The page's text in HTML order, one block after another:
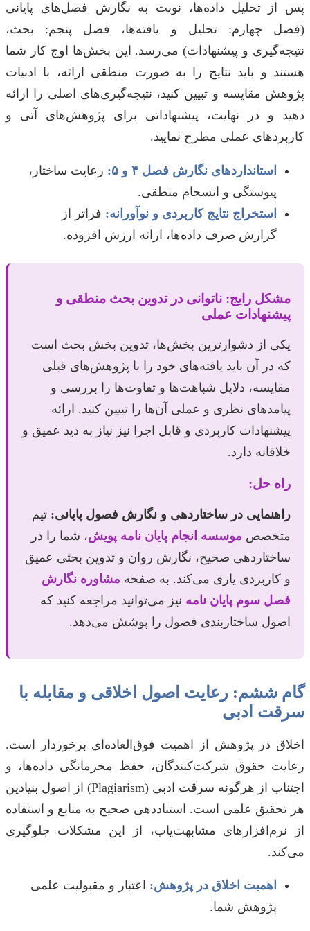
پس از تحلیل داده‌ها، نوبت به نگارش فصل‌های پایانی
(فصل چهارم: تحلیل و یافته‌ها، فصل پنجم: بحث،
نتیجه‌گیری و پیشنهادات) می‌رسد. این بخش‌ها اوج کار شما
هستند و باید نتایج را به صورت منطقی ارائه، با ادبیات
پژوهش مقایسه و تبیین کنید، نتیجه‌گیری‌های اصلی را ارائه
دهید و در نهایت، پیشنهاداتی برای پژوهش‌های آتی و
کاربردهای عملی مطرح نمایید.
استانداردهای نگارش فصل ۴ و ۵:
رعایت ساختار،
پیوستگی و انسجام منطقی.
استخراج نتایج کاربردی و نوآورانه: فراتر از
گزارش صرف داده‌ها، ارائه ارزش افزوده.
مشکل رایج: ناتوانی در تدوین بحث منطقی و
پیشنهادات عملی
یکی از دشوارترین بخش‌ها، تدوین بخش بحث است
که در آن باید یافته‌های خود را با پژوهش‌های قبلی
مقایسه، دلایل شباهت‌ها و تفاوت‌ها را بررسی و
پیامدهای نظری و عملی آن‌ها را تبیین کنید. ارائه
پیشنهادات کاربردی و قابل اجرا نیز نیاز به دید عمیق و
خلاقانه دارد.
راه حل:
راهنمایی در ساختاردهی و نگارش فصول پایانی: تیم
متخصص موسسه انجام پایان نامه پویش، شما را در
ساختاردهی صحیح، نگارش روان و تدوین بحثی عمیق
و کاربردی یاری می‌کند. به صفحه مشاوره نگارش
فصل سوم پایان نامه نیز می‌توانید مراجعه کنید که
اصول ساختاربندی فصول را پوشش می‌دهد.
گام ششم: رعایت اصول اخلاقی و مقابله با
سرقت ادبی
اخلاق در پژوهش از اهمیت فوق‌العاده‌ای برخوردار است.
رعایت حقوق شرکت‌کنندگان، حفظ محرمانگی داده‌ها، و
اجتناب از هرگونه سرقت ادبی (Plagiarism) از اصول بنیادین
هر تحقیق علمی است. استناددهی صحیح به منابع و استفاده
از نرم‌افزارهای مشابهت‌یاب، از این مشکلات جلوگیری
می‌کند.
اهمیت اخلاق در پژوهش: اعتبار و مقبولیت علمی
پژوهش شما.